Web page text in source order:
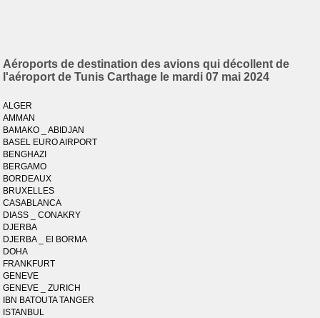
Aéroports de destination des avions qui décollent de
l'aéroport de Tunis Carthage le mardi 07 mai 2024
ALGER
AMMAN
BAMAKO _ ABIDJAN
BASEL EURO AIRPORT
BENGHAZI
BERGAMO
BORDEAUX
BRUXELLES
CASABLANCA
DIASS _ CONAKRY
DJERBA
DJERBA _ El BORMA
DOHA
FRANKFURT
GENEVE
GENEVE _ ZURICH
IBN BATOUTA TANGER
ISTANBUL